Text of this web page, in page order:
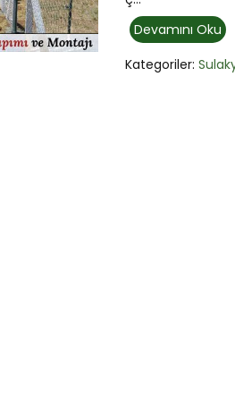
Devamını Oku
Kategoriler: